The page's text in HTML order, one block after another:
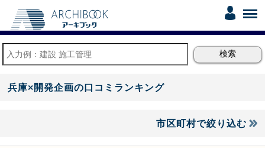
兵庫×開発企画の口コミランキング
市区町村で絞り込む